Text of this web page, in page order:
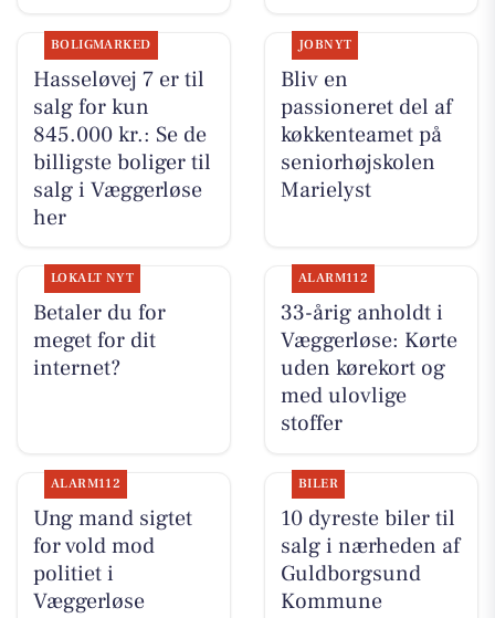
BOLIGMARKED
Hasseløvej 7 er til
salg for kun
845.000 kr.: Se de
billigste boliger til
salg i Væggerløse
her
JOBNYT
Bliv en
passioneret del af
køkkenteamet på
seniorhøjskolen
Marielyst
LOKALT NYT
Betaler du for
meget for dit
internet?
ALARM112
33-årig anholdt i
Væggerløse: Kørte
uden kørekort og
med ulovlige
stoffer
ALARM112
Ung mand sigtet
for vold mod
politiet i
Væggerløse
BILER
10 dyreste biler til
salg i nærheden af
Guldborgsund
Kommune